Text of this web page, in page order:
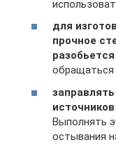
для
прочное
обращаться
Выполнять
остывания